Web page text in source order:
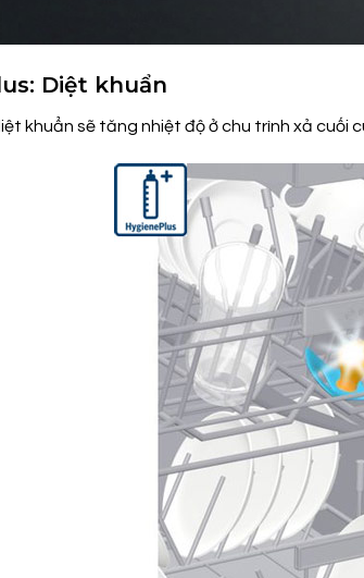
Diệt khuẩn
khuẩn sẽ tăng nhiệt độ ở chu trình xả cuối